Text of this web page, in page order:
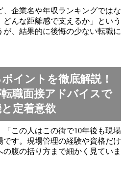
、企業名や年収ランキングではな
どんな距離感で支えるか」という
、結果的に後悔の少ない転職に
イントを徹底解説！
職面接アドバイスで
定着意欲
「この人はこの街で10年後も現場
です。現場管理の経験や資格だけ
腹の括り方まで細かく見ていま